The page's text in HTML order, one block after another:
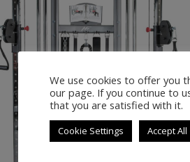
We use cookies to offer you
our page. If you continue to
that you are satisfied with it.
Cookie Settings Accept All